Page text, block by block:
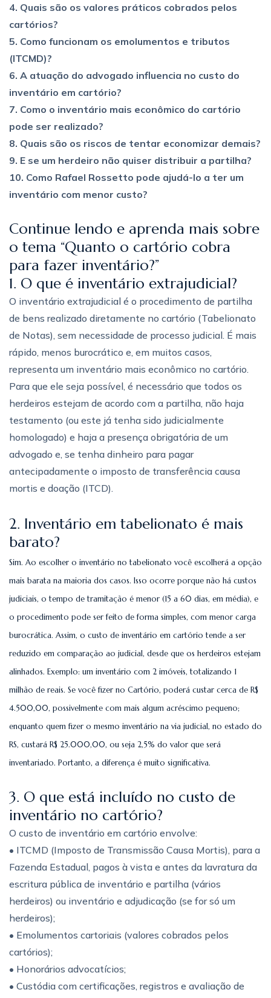
4. Quais são os valores práticos cobrados pelos
cartórios?
5. Como funcionam os emolumentos e tributos
(ITCMD)?
6. A atuação do advogado influencia no custo do
inventário em cartório?
7. Como o inventário mais econômico do cartório
pode ser realizado?
8. Quais são os riscos de tentar economizar demais?
9. E se um herdeiro não quiser distribuir a partilha?
10. Como Rafael Rossetto pode ajudá-lo a ter um
inventário com menor custo?
Continue lendo e aprenda mais sobre
o tema “Quanto o cartório cobra
para fazer inventário?”
1. O que é inventário extrajudicial?
O inventário extrajudicial é o procedimento de partilha
de bens realizado diretamente no cartório (Tabelionato
de Notas), sem necessidade de processo judicial. É mais
rápido, menos burocrático e, em muitos casos,
representa um inventário mais econômico no cartório.
Para que ele seja possível, é necessário que todos os
herdeiros estejam de acordo com a partilha, não haja
testamento (ou este já tenha sido judicialmente
homologado) e haja a presença obrigatória de um
advogado e, se tenha dinheiro para pagar
antecipadamente o imposto de transferência causa
mortis e doação (ITCD).
2. Inventário em tabelionato é mais
barato?
Sim. Ao escolher o inventário no tabelionato você escolherá a opção
mais barata na maioria dos casos. Isso ocorre porque não há custos
judiciais, o tempo de tramitação é menor (15 a 60 dias, em média), e
o procedimento pode ser feito de forma simples, com menor carga
burocrática. Assim, o custo de inventário em cartório tende a ser
reduzido em comparação ao judicial, desde que os herdeiros estejam
alinhados. Exemplo: um inventário com 2 imóveis, totalizando 1
milhão de reais. Se você fizer no Cartório, poderá custar cerca de R$
4.500,00, possivelmente com mais algum acréscimo pequeno;
enquanto quem fizer o mesmo inventário na via judicial, no estado do
RS, custará R$ 25.000,00, ou seja 2,5% do valor que será
inventariado. Portanto, a diferença é muito significativa.
3. O que está incluído no custo de
inventário no cartório?
O custo de inventário em cartório envolve:
• ITCMD (Imposto de Transmissão Causa Mortis), para a
Fazenda Estadual, pagos à vista e antes da lavratura da
escritura pública de inventário e partilha (vários
herdeiros) ou inventário e adjudicação (se for só um
herdeiros);
• Emolumentos cartoriais (valores cobrados pelos
cartórios);
• Honorários advocatícios;
• Custódia com certificações, registros e avaliação de